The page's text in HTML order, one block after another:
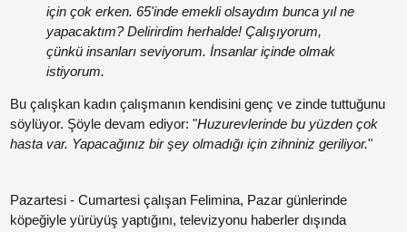
Paylaş
Paylaş
için çok erken. 65'inde emekli olsaydım bunca yıl ne
yapacaktım? Delirirdim herhalde! Çalışıyorum,
çünkü insanları seviyorum. İnsanlar içinde olmak
istiyorum.
Bu çalışkan kadın çalışmanın kendisini genç ve zinde tuttuğunu
söylüyor. Şöyle devam ediyor: "Huzurevlerinde bu yüzden çok
hasta var. Yapacağınız bir şey olmadığı için zihniniz geriliyor."
Paylaş
Pazartesi - Cumartesi çalışan Felimina, Pazar günlerinde
köpeğiyle yürüyüş yaptığını, televizyonu haberler dışında